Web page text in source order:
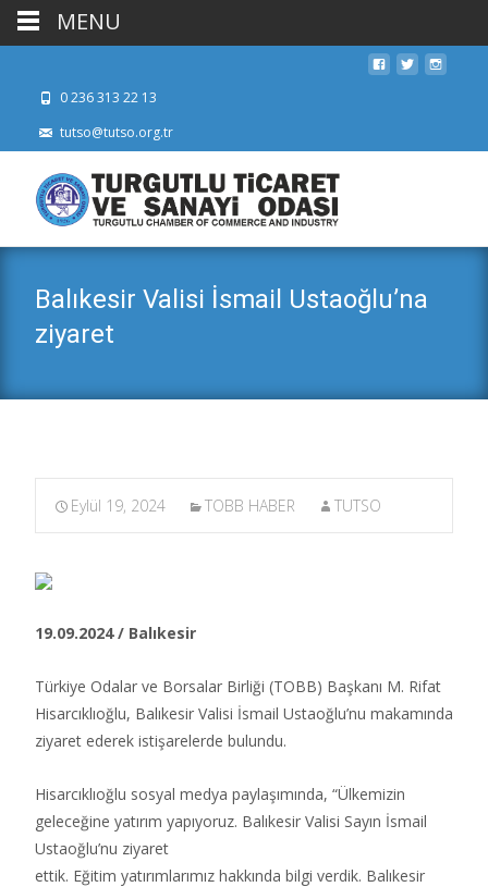
0 236 313 22 13
tutso@tutso.org.tr
Balıkesir Valisi İsmail Ustaoğlu’na
ziyaret
Eylül 19, 2024 TOBB HABER TUTSO
19.09.2024 / Balıkesir
Türkiye Odalar ve Borsalar Birliği (TOBB) Başkanı M. Rifat
Hisarcıklıoğlu, Balıkesir Valisi İsmail Ustaoğlu’nu makamında
ziyaret ederek istişarelerde bulundu.​
Hisarcıklıoğlu sosyal medya paylaşımında, “Ülkemizin
geleceğine yatırım yapıyoruz. Balıkesir Valisi Sayın İsmail
Ustaoğlu’nu ziyaret
ettik. Eğitim yatırımlarımız hakkında bilgi verdik. Balıkesir
MENU